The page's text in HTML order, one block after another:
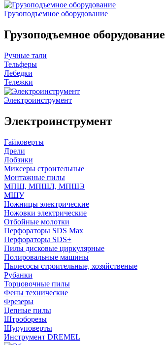
Грузоподъемное оборудование
Грузоподъемное оборудование
Ручные тали
Тельферы
Лебедки
Тележки
Электроинструмент
Электроинструмент
Гайковерты
Дрели
Лобзики
Миксеры строительные
Монтажные пилы
МПШ, МПШЛ, МПШЭ
МШУ
Ножницы электрические
Ножовки электрические
Отбойные молотки
Перфораторы SDS Max
Перфораторы SDS+
Пилы дисковые циркулярные
Полировальные машины
Пылесосы строительные, хозяйственые
Рубанки
Торцовочные пилы
Фены технические
Фрезеры
Цепные пилы
Штроборезы
Шуруповерты
Инструмент DREMEL